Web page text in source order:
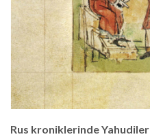
Rus kroniklerinde Yahudiler